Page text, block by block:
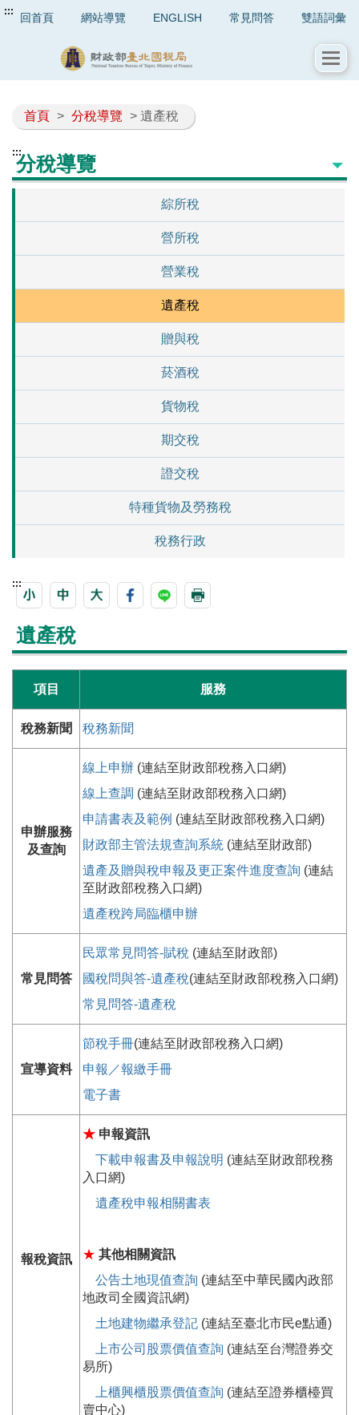
::: 回首頁 網站導覽 ENGLISH 常見問答 雙語詞彙
首頁 > 分稅導覽 > 遺產稅
:::分稅導覽
綜所稅
營所稅
營業稅
遺產稅
贈與稅
菸酒稅
貨物稅
期交稅
證交稅
特種貨物及勞務稅
稅務行政
:::
遺產稅
項目 服務
稅務新聞 稅務新聞
申辦服務
及查詢
線上申辦 (連結至財政部稅務入口網)
線上查調 (連結至財政部稅務入口網)
申請書表及範例 (連結至財政部稅務入口網)
財政部主管法規查詢系統 (連結至財政部)
遺產及贈與稅申報及更正案件進度查詢 (連結
至財政部稅務入口網)
遺產稅跨局臨櫃申辦
常見問答
民眾常見問答-賦稅 (連結至財政部)
國稅問與答-遺產稅(連結至財政部稅務入口網)
常見問答-遺產稅
宣導資料
節稅手冊(連結至財政部稅務入口網)
申報／報繳手冊
電子書
報稅資訊
★ 申報資訊
下載申報書及申報說明 (連結至財政部稅務
入口網)
遺產稅申報相關書表
★ 其他相關資訊
公告土地現值查詢 (連結至中華民國內政部
地政司全國資訊網)
土地建物繼承登記 (連結至臺北市民e點通)
上市公司股票價值查詢 (連結至台灣證券交
易所)
上櫃興櫃股票價值查詢 (連結至證券櫃檯買
賣中心)